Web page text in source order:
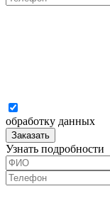
обработку данных
Заказать
Узнать подробности